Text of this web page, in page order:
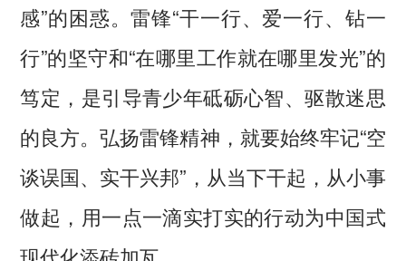
感”的困惑。雷锋“干一行、爱一行、钻一
行”的坚守和“在哪里工作就在哪里发光”的
笃定，是引导青少年砥砺心智、驱散迷思
的良方。弘扬雷锋精神，就要始终牢记“空
谈误国、实干兴邦”，从当下干起，从小事
做起，用一点一滴实打实的行动为中国式